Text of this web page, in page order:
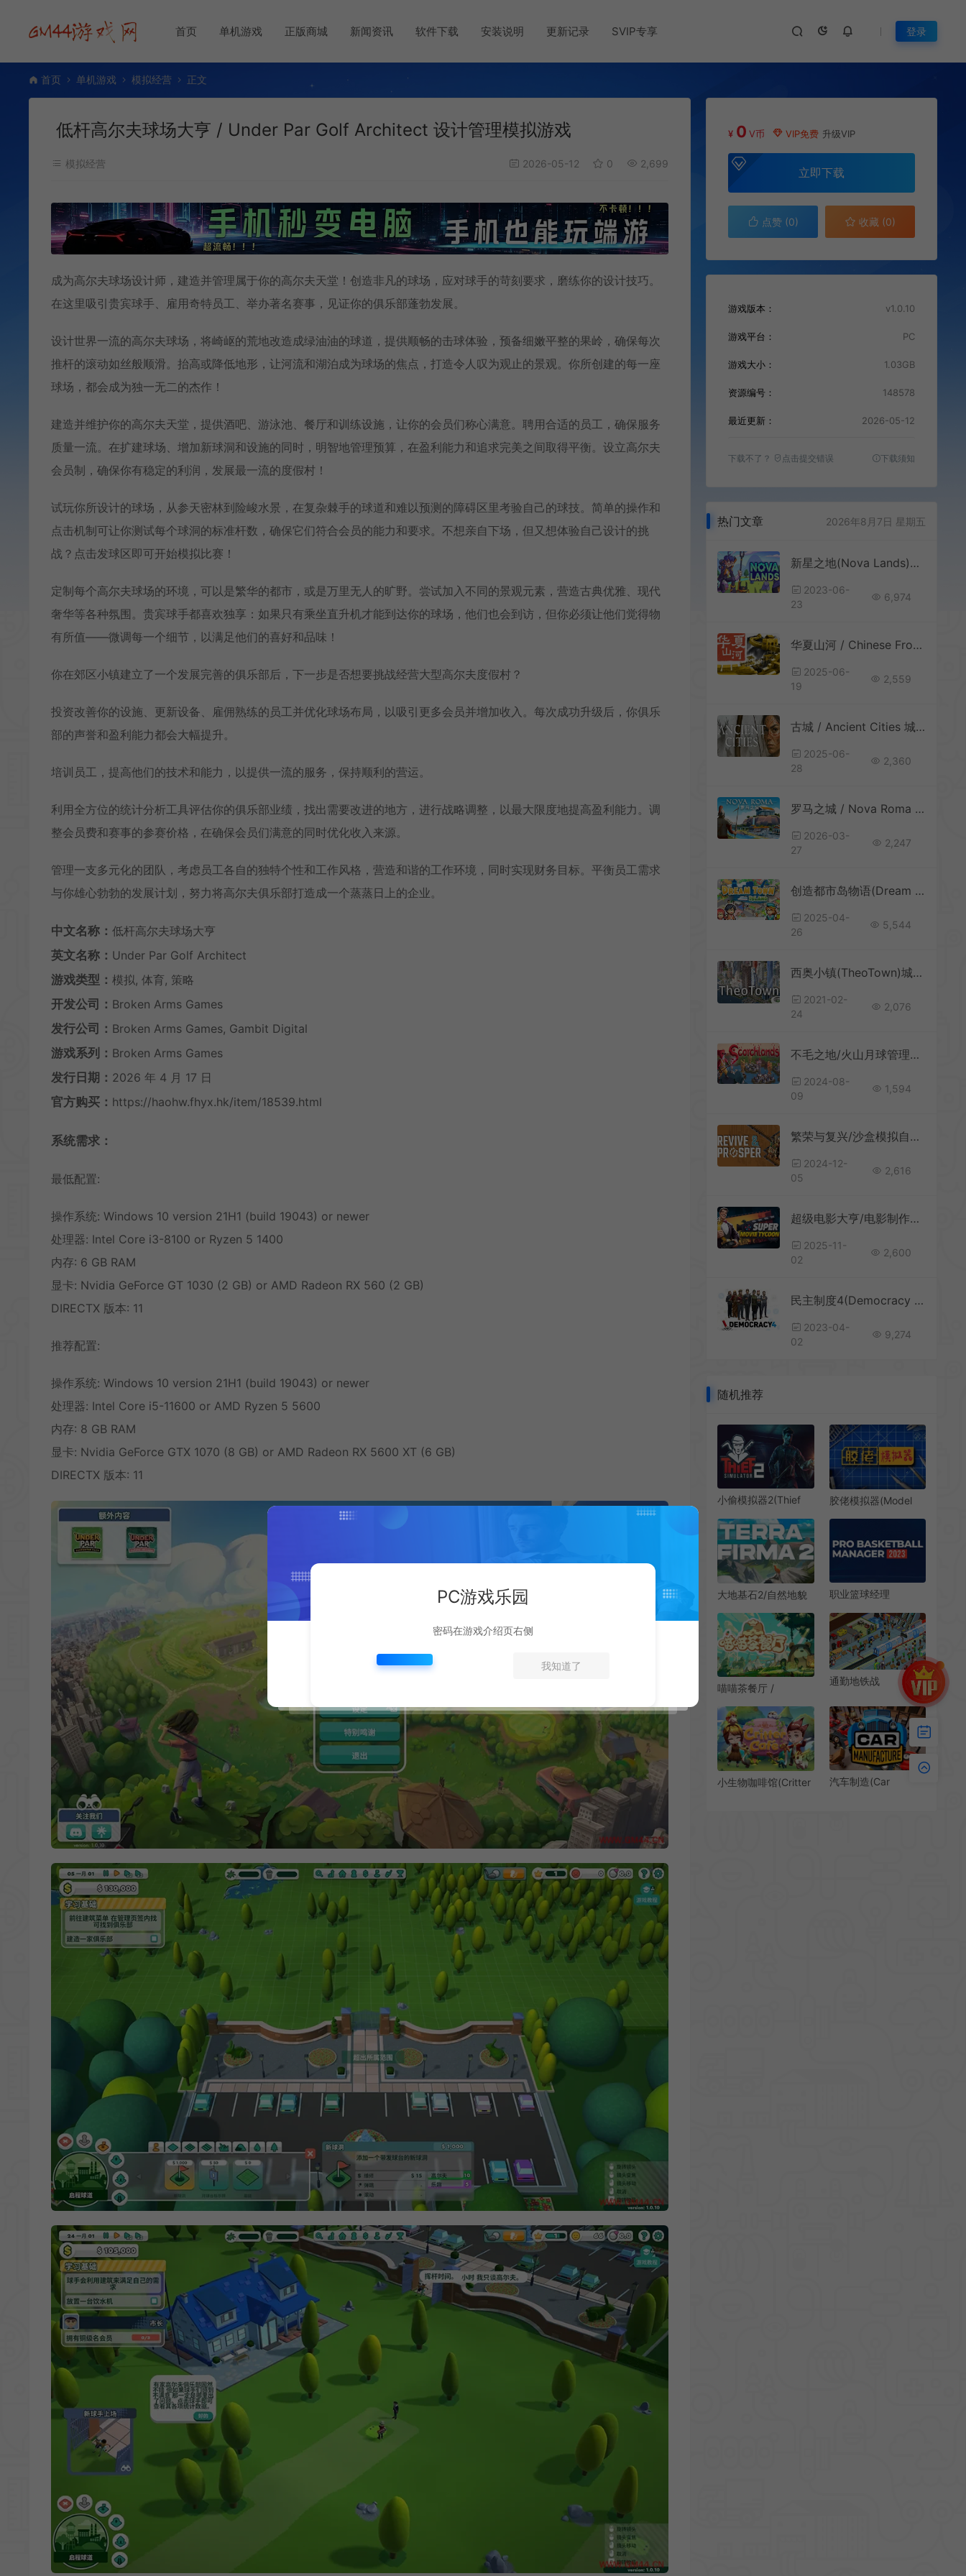
首页 单机游戏 正版商城 新闻资讯 软件下载 安装说明 更新记录 SVIP专享 登录
首页 单机游戏 模拟经营 正文
低杆高尔夫球场大亨 / Under Par Golf Architect 设计管理模拟游戏
模拟经营 2026-05-12 0 2,699
成为高尔夫球场设计师，建造并管理属于你的高尔夫天堂！创造非凡的球场，应对球手的苛刻要求，磨练你的设计技巧。
在这里吸引贵宾球手、雇用奇特员工、举办著名赛事，见证你的俱乐部蓬勃发展。
设计世界一流的高尔夫球场，将崎岖的荒地改造成绿油油的球道，提供顺畅的击球体验，预备细嫩平整的果岭，确保每次
推杆的滚动如丝般顺滑。抬高或降低地形，让河流和湖泊成为球场的焦点，打造令人叹为观止的景观。你所创建的每一座
球场，都会成为独一无二的杰作！
建造并维护你的高尔夫天堂，提供酒吧、游泳池、餐厅和训练设施，让你的会员们称心满意。聘用合适的员工，确保服务
质量一流。在扩建球场、增加新球洞和设施的同时，明智地管理预算，在盈利能力和追求完美之间取得平衡。设立高尔夫
会员制，确保你有稳定的利润，发展最一流的度假村！
试玩你所设计的球场，从参天密林到险峻水景，在复杂棘手的球道和难以预测的障碍区里考验自己的球技。简单的操作和
点击机制可让你测试每个球洞的标准杆数，确保它们符合会员的能力和要求。不想亲自下场，但又想体验自己设计的挑
战？点击发球区即可开始模拟比赛！
定制每个高尔夫球场的环境，可以是繁华的都市，或是万里无人的旷野。尝试加入不同的景观元素，营造古典优雅、现代
奢华等各种氛围。贵宾球手都喜欢独享：如果只有乘坐直升机才能到达你的球场，他们也会到访，但你必须让他们觉得物
有所值——微调每一个细节，以满足他们的喜好和品味！
你在郊区小镇建立了一个发展完善的俱乐部后，下一步是否想要挑战经营大型高尔夫度假村？
投资改善你的设施、更新设备、雇佣熟练的员工并优化球场布局，以吸引更多会员并增加收入。每次成功升级后，你俱乐
部的声誉和盈利能力都会大幅提升。
培训员工，提高他们的技术和能力，以提供一流的服务，保持顺利的营运。
利用全方位的统计分析工具评估你的俱乐部业绩，找出需要改进的地方，进行战略调整，以最大限度地提高盈利能力。调
整会员费和赛事的参赛价格，在确保会员们满意的同时优化收入来源。
管理一支多元化的团队，考虑员工各自的独特个性和工作风格，营造和谐的工作环境，同时实现财务目标。平衡员工需求
与你雄心勃勃的发展计划，努力将高尔夫俱乐部打造成一个蒸蒸日上的企业。
中文名称： 低杆高尔夫球场大亨
英文名称： Under Par Golf Architect
游戏类型： 模拟, 体育, 策略
开发公司： Broken Arms Games
发行公司： Broken Arms Games, Gambit Digital
游戏系列： Broken Arms Games
发行日期： 2026 年 4 月 17 日
官方购买： https://haohw.fhyx.hk/item/18539.html
系统需求：
最低配置:
操作系统: Windows 10 version 21H1 (build 19043) or newer
处理器: Intel Core i3-8100 or Ryzen 5 1400
内存: 6 GB RAM
显卡: Nvidia GeForce GT 1030 (2 GB) or AMD Radeon RX 560 (2 GB)
DIRECTX 版本: 11
推荐配置:
操作系统: Windows 10 version 21H1 (build 19043) or newer
处理器: Intel Core i5-11600 or AMD Ryzen 5 5600
内存: 8 GB RAM
显卡: Nvidia GeForce GTX 1070 (8 GB) or AMD Radeon RX 5600 XT (6 GB)
DIRECTX 版本: 11
¥ 0 V币 VIP免费 升级VIP
立即下载
点赞 (0) 收藏 (0)
游戏版本： v1.0.10
游戏平台： PC
游戏大小： 1.03GB
资源编号： 148578
最近更新： 2026-05-12
下载不了？ 点击提交错误 下载须知
热门文章 2026年8月7日 星期五
新星之地(Nova Lands)简中|PC|SIM|岛屿管理开放世界游戏
2023-06-
23
6,974
华夏山河 / Chinese Frontiers 沉浸式建造管理模拟游戏
2025-06-
19
2,559
古城 / Ancient Cities 城市生存建设游戏
2025-06-
28
2,360
罗马之城 / Nova Roma 都市建造模拟游戏
2026-03-
27
2,247
创造都市岛物语(Dream Town Island)像素城市建设模拟游戏|下载
2025-04-
26
5,544
西奥小镇(TheoTown)城市模拟建设游戏|下载
2021-02-
24
2,076
不毛之地/火山月球管理奇幻资源生产游戏 Scorchlands 下载
2024-08-
09
1,594
繁荣与复兴/沙盒模拟自动化游戏 Revive Prosper 下载
2024-12-
05
2,616
超级电影大亨/电影制作模拟游戏 Super Movie Tycoon 下载
2025-11-
02
2,600
民主制度4(Democracy 4)国家治理政治模拟沙盒游戏|下载
2023-04-
02
9,274
随机推荐
小偷模拟器2(Thief
中|PC|SIM|盗贼模拟
游戏
胶佬模拟器(Model
模型游戏
大地基石2/自然地貌
Firma 2 下载
职业篮球经理
Manager 2023)简
中|PC|SIM|篮球经纪
模拟经营游戏
喵喵茶餐厅 /
模拟经营游戏
通勤地铁战
（Overcrowd A
Commute Em Up）
官方中文免安装硬盘
版
小生物咖啡馆(Critter
汽车制造(Car
PC游戏乐园
密码在游戏介绍页右侧
我知道了